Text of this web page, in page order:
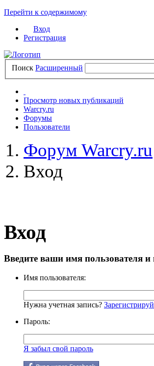
Перейти к содержимому
Вход
Регистрация
Поиск Расширенный
Просмотр новых публикаций
Warcry.ru
Форумы
Пользователи
Форум Warcry.ru
Вход
Вход
Введите ваши имя пользователя и
Имя пользователя:
Нужна учетная запись?
Пароль:
Я забыл свой пароль